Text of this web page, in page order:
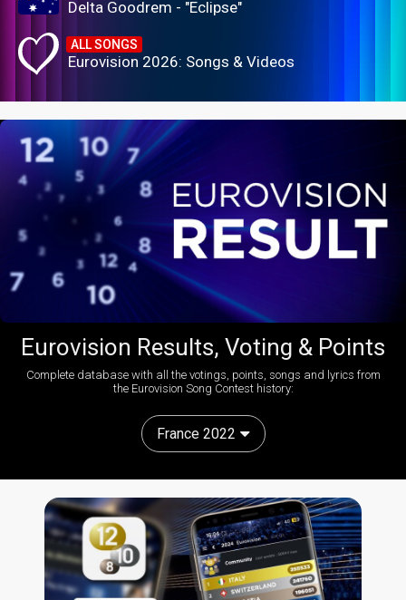
Delta Goodrem - "Eclipse"
ALL SONGS
Eurovision 2026: Songs & Videos
Eurovision Results, Voting & Points
Complete database with all the votings, points, songs and lyrics from
the Eurovision Song Contest history:
France 2022